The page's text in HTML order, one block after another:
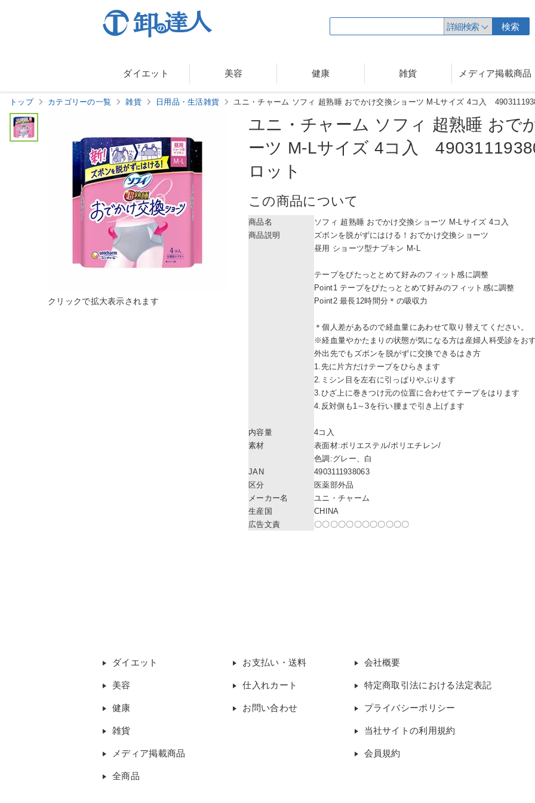
詳細検索
検索
ダイエット 美容 健康 雑貨 メディア掲載商品
トップ カテゴリーの一覧 雑貨 日用品・生活雑貨 ユニ・チャーム ソフィ 超熟睡 おでかけ交換ショーツ M-Lサイズ 4コ入
ユニ・チャーム ソフィ 超熟睡 おで
ーツ M-Lサイズ 4コ入
ロット
この商品について
商品名
ソフィ 超熟睡 おでかけ交換ショーツ M-Lサイズ 4コ入
商品説明
ズボンを脱がずにはける！おでかけ交換ショーツ
昼用 ショーツ型ナプキン M-L
テープをぴたっととめて好みのフィット感に調整
Point1 テープをぴたっととめて好みのフィット感に調整
Point2 最長12時間分＊の吸収力
＊個人差があるので経血量にあわせて取り替えてください。
※経血量やかたまりの状態が気になる方は産婦人科受診をおす
外出先でもズボンを脱がずに交換できるはき方
1.先に片方だけテープをひらきます
2.ミシン目を左右に引っぱりやぶります
3.ひざ上に巻きつけ元の位置に合わせてテープをはります
4.反対側も1～3を行い腰まで引き上げます
内容量
4コ入
素材
表面材:ポリエステル/ポリエチレン/
色調:グレー、白
JAN
4903111938063
区分
医薬部外品
メーカー名
ユニ・チャーム
生産国
CHINA
広告文責
〇〇〇〇〇〇〇〇〇〇〇〇
ダイエット
美容
健康
雑貨
メディア掲載商品
全商品
お支払い・送料
仕入れカート
お問い合わせ
会社概要
特定商取引法における法定表記
プライバシーポリシー
当社サイトの利用規約
会員規約